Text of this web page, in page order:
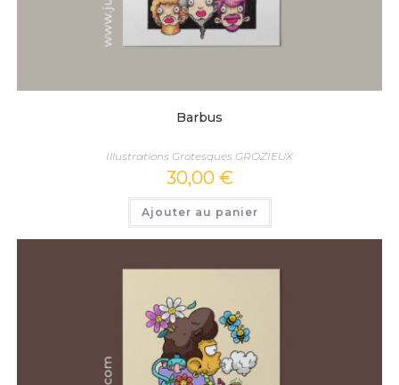
Barbus
Illustrations Grotesques GROZIEUX
30,00 €
Ajouter au panier